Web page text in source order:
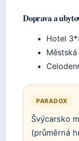
Doprava a
Hotel
PARADOX
Švýcarsko
(průměrná